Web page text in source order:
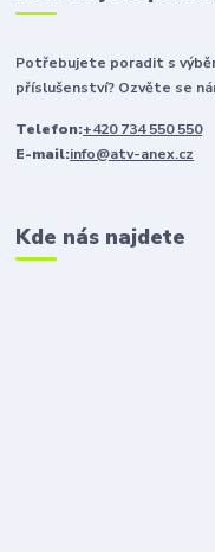
Potřebujete poradit s
příslušenství? Ozvěte se
Telefon:+420 734 550 550
E-mail:info@atv-anex.cz
Kde nás najdete